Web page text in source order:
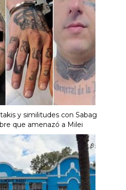
y similitudes con Sabag
que amenazó a Milei